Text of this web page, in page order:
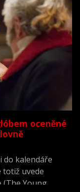
oceněné
do kalendáře
totiž uvede
(The Young